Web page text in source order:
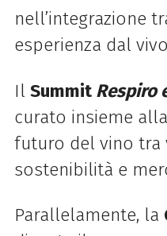
nell’integrazione
esperienza dal
Il Summit Respiro
curato insieme
futuro del vino tra
sostenibilità e
Parallelamente, la